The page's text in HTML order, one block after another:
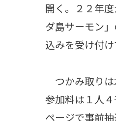
開く。２２年
ダ島サーモン
込みを受け付け
つかみ取りは
参加料は１人
ページで事前